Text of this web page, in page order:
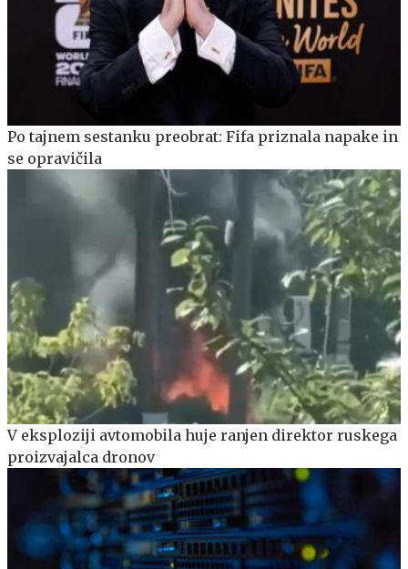
Po tajnem sestanku preobrat: Fifa priznala napake in
se opravičila
V eksploziji avtomobila huje ranjen direktor ruskega
proizvajalca dronov